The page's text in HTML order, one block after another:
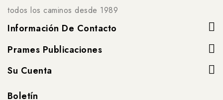
todos los caminos desde 1989
Información De Contacto
Prames Publicaciones
Su Cuenta
Boletín